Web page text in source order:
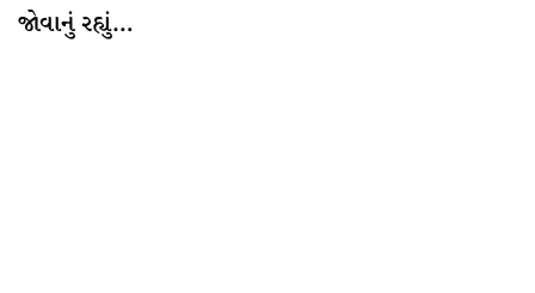
જોવાનું રહ્યું…